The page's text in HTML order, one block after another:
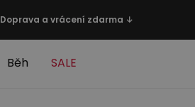
Doprava a vrácení zdarma ↓
Běh SALE